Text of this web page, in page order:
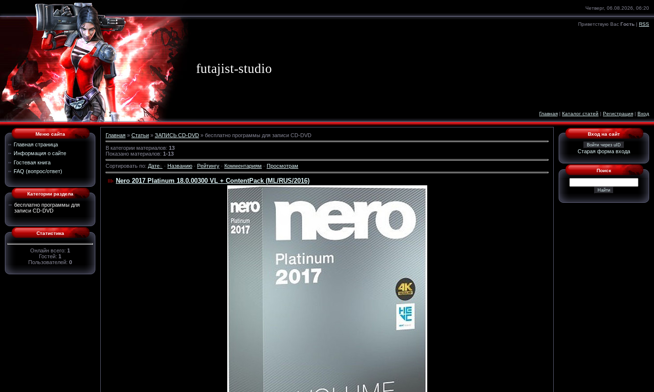
Четверг, 06.08.2026, 06:20
Приветствую Вас Гость | RSS
futajist-studio
Главная | Каталог статей | Регистрация | Вход
Меню сайта
Главная страница
Информация о сайте
Гостевая книга
FAQ (вопрос/ответ)
Категории раздела
бесплатно программы для
записи CD-DVD
Статистика
Онлайн всего: 1
Гостей: 1
Пользователей: 0
Главная » Статьи » ЗАПИСЬ CD-DVD » бесплатно программы для записи CD-DVD
В категории материалов: 13
Показано материалов: 1-13
Сортировать по: Дате · Названию · Рейтингу · Комментариям · Просмотрам
Nero 2017 Platinum 18.0.00300 VL + ContentPack (ML/RUS/2016)
Вход на сайт
Войти через uID
Старая форма входа
Поиск